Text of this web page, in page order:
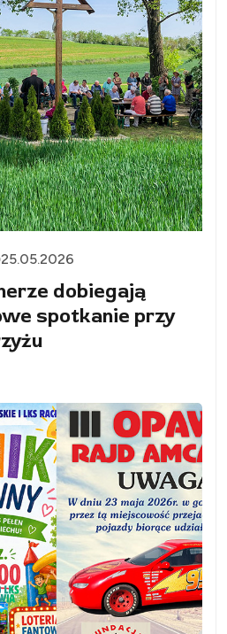
25.05.2026
dobiegają
spotkanie przy